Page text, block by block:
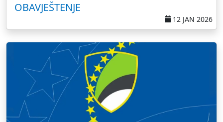
OBAVJEŠTENJE
12 JAN 2026